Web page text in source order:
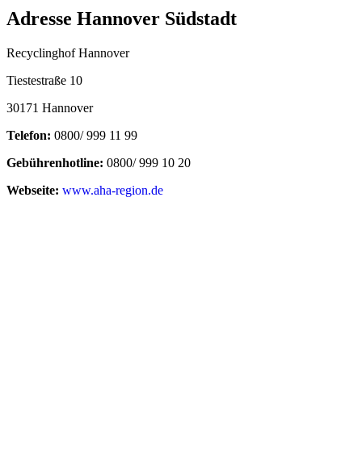
Adresse Hannover Südstadt
Recyclinghof Hannover
Tiestestraße 10
30171 Hannover
Telefon: 0800/ 999 11 99
Gebührenhotline: 0800/ 999 10 20
Webseite: www.aha-region.de